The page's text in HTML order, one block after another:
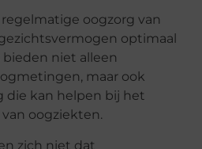
regelmatige oogzorg van
optimaal
niet alleen
maar ook
die kan helpen bij het
oogziekten.
zich niet dat